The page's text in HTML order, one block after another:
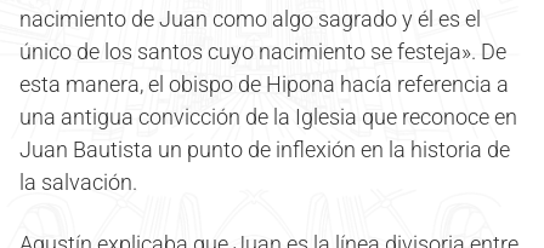
nacimiento de Juan como algo sagrado y él es el
único de los santos cuyo nacimiento se festeja». De
esta manera, el obispo de Hipona hacía referencia a
una antigua convicción de la Iglesia que reconoce en
Juan Bautista un punto de inflexión en la historia de
la salvación.